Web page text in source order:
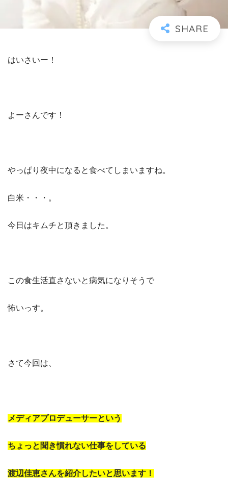
はいさいー！
よーさんです！
やっぱり夜中になると食べてしまいますね。
白米・・・。
今日はキムチと頂きました。
この食生活直さないと病気になりそうで
怖いっす。
さて今回は、
メディアプロデューサーという
ちょっと聞き慣れない仕事をしている
渡辺佳恵さんを紹介したいと思います！